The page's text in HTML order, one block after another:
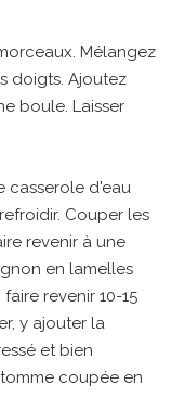
Mélangez
doigts. Ajoutez
boule. Laisser
casserole d'eau
Couper les
revenir à une
en lamelles
revenir 10-15
y ajouter la
et bien
coupée en